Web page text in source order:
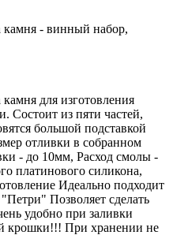
камня - винный набор,
для изготовления
Состоит из пяти частей,
большой подставкой
отливки в собранном
- до 10мм, Расход смолы -
платинового силикона,
Идеально подходит
Позволяет сделать
удобно при заливки
крошки!!! При хранении не